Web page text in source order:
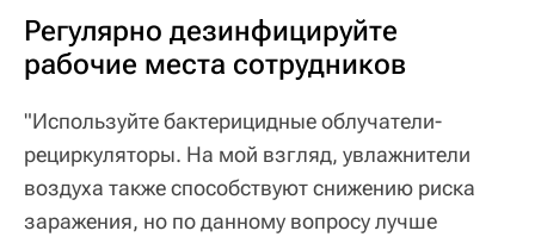
Регулярно дезинфицируйте
рабочие места сотрудников
"Используйте бактерицидные облучатели-
рециркуляторы. На мой взгляд, увлажнители
воздуха также способствуют снижению риска
заражения, но по данному вопросу лучше